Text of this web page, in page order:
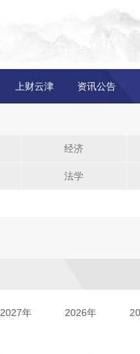
上财云津 资讯公告
经济
法学
2027年 2026年